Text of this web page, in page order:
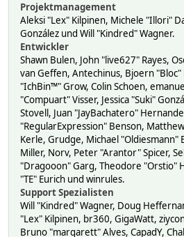
Projektmanagement
Aleksi "Lex" Kilpinen, Michele "Illori"
González und Will "Kindred" Wagner.
Entwickler
Shawn Bulen, John "live627" Rayes,
van Geffen, Antechinus, Bjoern "Bloc"
"IchBin™" Grow, Colin Schoen,
"Compuart" Visser, Jessica "Suki"
Stovell, Juan "JayBachatero"
"RegularExpression" Benson,
Kerle, Grudge, Michael "Oldiesmann"
Miller, Norv, Peter "Arantor" Spicer,
"Dragooon" Garg, Theodore "Orstio"
"TE" Eurich und winrules.
Support Spezialisten
Will "Kindred" Wagner, Doug
"Lex" Kilpinen, br360, GigaWatt,
Bruno "margarett" Alves, CapadY,